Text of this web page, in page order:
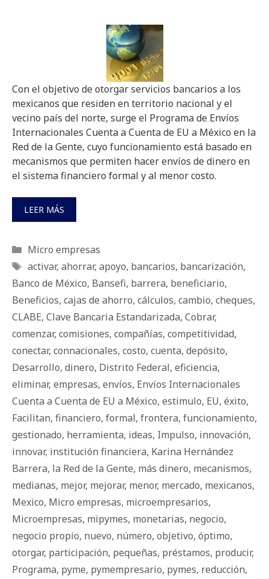
Con el objetivo de otorgar servicios bancarios a los
mexicanos que residen en territorio nacional y el
vecino país del norte, surge el Programa de Envíos
Internacionales Cuenta a Cuenta de EU a México en la
Red de la Gente, cuyo funcionamiento está basado en
mecanismos que permiten hacer envíos de dinero en
el sistema financiero formal y al menor costo.
LEER MÁS
Categorías
Micro empresas
Etiquetas
activar, ahorrar, apoyo, bancarios, bancarización,
Banco de México, Bansefi, barrera, beneficiario,
Beneficios, cajas de ahorro, cálculos, cambio, cheques,
CLABE, Clave Bancaria Estandarizada, Cobrar,
comenzar, comisiones, compañías, competitividad,
conectar, connacionales, costo, cuenta, depósito,
Desarrollo, dinero, Distrito Federal, eficiencia,
eliminar, empresas, envíos, Envíos Internacionales
Cuenta a Cuenta de EU a México, estimulo, EU, éxito,
Facilitan, financiero, formal, frontera, funcionamiento,
gestionado, herramienta, ideas, Impulso, innovación,
innovar, institución financiera, Karina Hernández
Barrera, la Red de la Gente, más dinero, mecanismos,
medianas, mejor, mejorar, menor, mercado, mexicanos,
Mexico, Micro empresas, microempresarios,
Microempresas, mipymes, monetarias, negocio,
negocio propio, nuevo, número, objetivo, óptimo,
otorgar, participación, pequeñas, préstamos, producir,
Programa, pyme, pymempresario, pymes, reducción,